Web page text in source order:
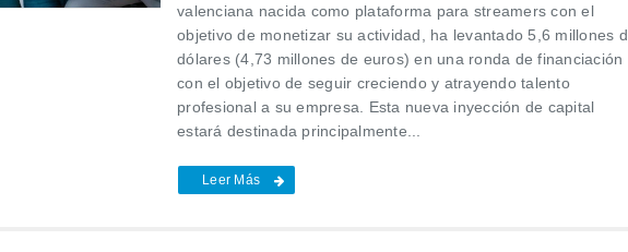
valenciana nacida como plataforma para streamers con el
objetivo de monetizar su actividad, ha levantado 5,6 millones
dólares (4,73 millones de euros) en una ronda de financiación
con el objetivo de seguir creciendo y atrayendo talento
profesional a su empresa. Esta nueva inyección de capital
estará destinada principalmente...
Leer Más